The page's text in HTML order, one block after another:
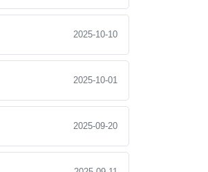
2025-10-10
2025-10-01
2025-09-20